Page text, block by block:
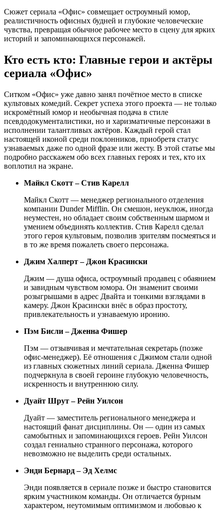
Сюжет сериала «Офис» совмещает остроумный юмор,
реалистичность офисных будней и глубокие человеческие
чувства, превращая обычное рабочее место в сцену для ярких
историй и запоминающихся персонажей.
Кто есть кто: Главные герои и актёры
сериала «Офис»
Ситком «Офис» уже давно занял почётное место в списке
культовых комедий. Секрет успеха этого проекта — не только
искромётный юмор и необычная подача в стиле
псевдодокументалистики, но и харизматичные персонажи в
исполнении талантливых актёров. Каждый герой стал
настоящей иконой среди поклонников, приобретя статус
узнаваемых даже по одной фразе или жесту. В этой статье мы
подробно расскажем обо всех главных героях и тех, кто их
воплотил на экране.
Майкл Скотт – Стив Карелл
Майкл Скотт — менеджер регионального отделения
компании Dunder Mifflin. Он смешон, неуклюж, иногда
неуместен, но обладает своим собственным шармом и
умением объединять коллектив. Стив Карелл сделал
этого героя культовым, позволив зрителям посмеяться и
в то же время пожалеть своего персонажа.
Джим Халперт – Джон Красински
Джим — душа офиса, остроумный продавец с обаянием
и завидным чувством юмора. Он знаменит своими
розыгрышами в адрес Двайта и тонкими взглядами в
камеру. Джон Красински внёс в образ простоту,
привлекательность и узнаваемую иронию.
Пэм Бисли – Дженна Фишер
Пэм — отзывчивая и мечтательная секретарь (позже
офис-менеджер). Её отношения с Джимом стали одной
из главных сюжетных линий сериала. Дженна Фишер
подчеркнула в своей героине глубокую человечность,
искренность и внутреннюю силу.
Дуайт Шрут – Рейн Уилсон
Дуайт — заместитель регионального менеджера и
настоящий фанат дисциплины. Он — один из самых
самобытных и запоминающихся героев. Рейн Уилсон
создал гениально странного персонажа, которого
невозможно не выделить среди остальных.
Энди Бернард – Эд Хелмс
Энди появляется в сериале позже и быстро становится
ярким участником команды. Он отличается бурным
характером, неутомимым оптимизмом и любовью к